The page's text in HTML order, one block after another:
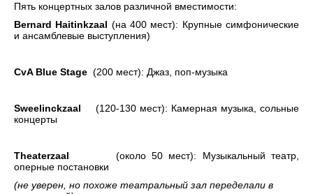
Пять концертных залов различной вместимости:
Bernard Haitinkzaal (на 400 мест): Крупные симфонические
и ансамблевые выступления)
CvA Blue Stage (200 мест): Джаз, поп-музыка
Sweelinckzaal (120-130 мест): Камерная музыка, сольные
концерты
Theaterzaal (около 50 мест): Музыкальный театр,
оперные постановки
(не уверен, но похоже театральный зал переделали в